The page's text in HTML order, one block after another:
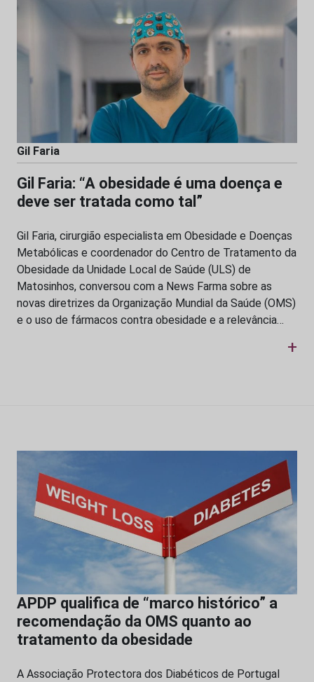
Gil Faria
Gil Faria: “A obesidade é uma doença e
deve ser tratada como tal”
Gil Faria, cirurgião especialista em Obesidade e Doenças
Metabólicas e coordenador do Centro de Tratamento da
Obesidade da Unidade Local de Saúde (ULS) de
Matosinhos, conversou com a News Farma sobre as
novas diretrizes da Organização Mundial da Saúde (OMS)
e o uso de fármacos contra obesidade e a relevância…
+
APDP qualifica de “marco histórico” a
recomendação da OMS quanto ao
tratamento da obesidade
A Associação Protectora dos Diabéticos de Portugal